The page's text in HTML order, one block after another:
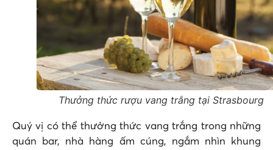
Thưởng thức rượu vang trắng tại Strasbourg
Quý vị có thể thưởng thức vang trắng trong những
quán bar, nhà hàng ấm cúng, ngắm nhìn khung